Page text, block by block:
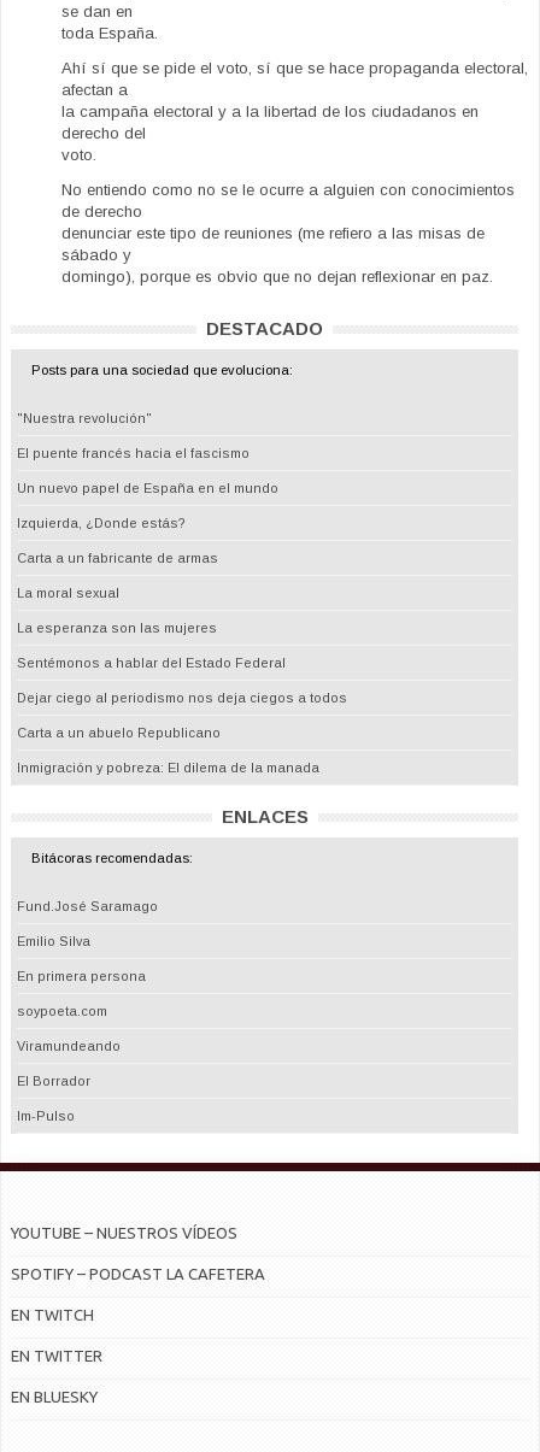
se dan en
toda España.
Ahí sí que se pide el voto, sí que se hace propaganda electoral,
afectan a
la campaña electoral y a la libertad de los ciudadanos en
derecho del
voto.
No entiendo como no se le ocurre a alguien con conocimientos
de derecho
denunciar este tipo de reuniones (me refiero a las misas de
sábado y
domingo), porque es obvio que no dejan reflexionar en paz.
DESTACADO
Posts para una sociedad que evoluciona:
"Nuestra revolución"
El puente francés hacia el fascismo
Un nuevo papel de España en el mundo
Izquierda, ¿Donde estás?
Carta a un fabricante de armas
La moral sexual
La esperanza son las mujeres
Sentémonos a hablar del Estado Federal
Dejar ciego al periodismo nos deja ciegos a todos
Carta a un abuelo Republicano
Inmigración y pobreza: El dilema de la manada
ENLACES
Bitácoras recomendadas:
Fund.José Saramago
Emilio Silva
En primera persona
soypoeta.com
Viramundeando
El Borrador
Im-Pulso
YOUTUBE – NUESTROS VÍDEOS
SPOTIFY – PODCAST LA CAFETERA
EN TWITCH
EN TWITTER
EN BLUESKY